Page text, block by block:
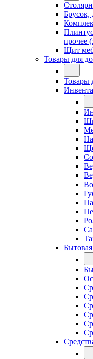
Брусок,
прочее
Щит
Товары для
Товары